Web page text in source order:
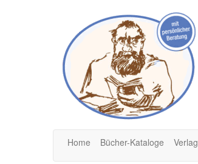
Home Bücher-Kataloge Verlag